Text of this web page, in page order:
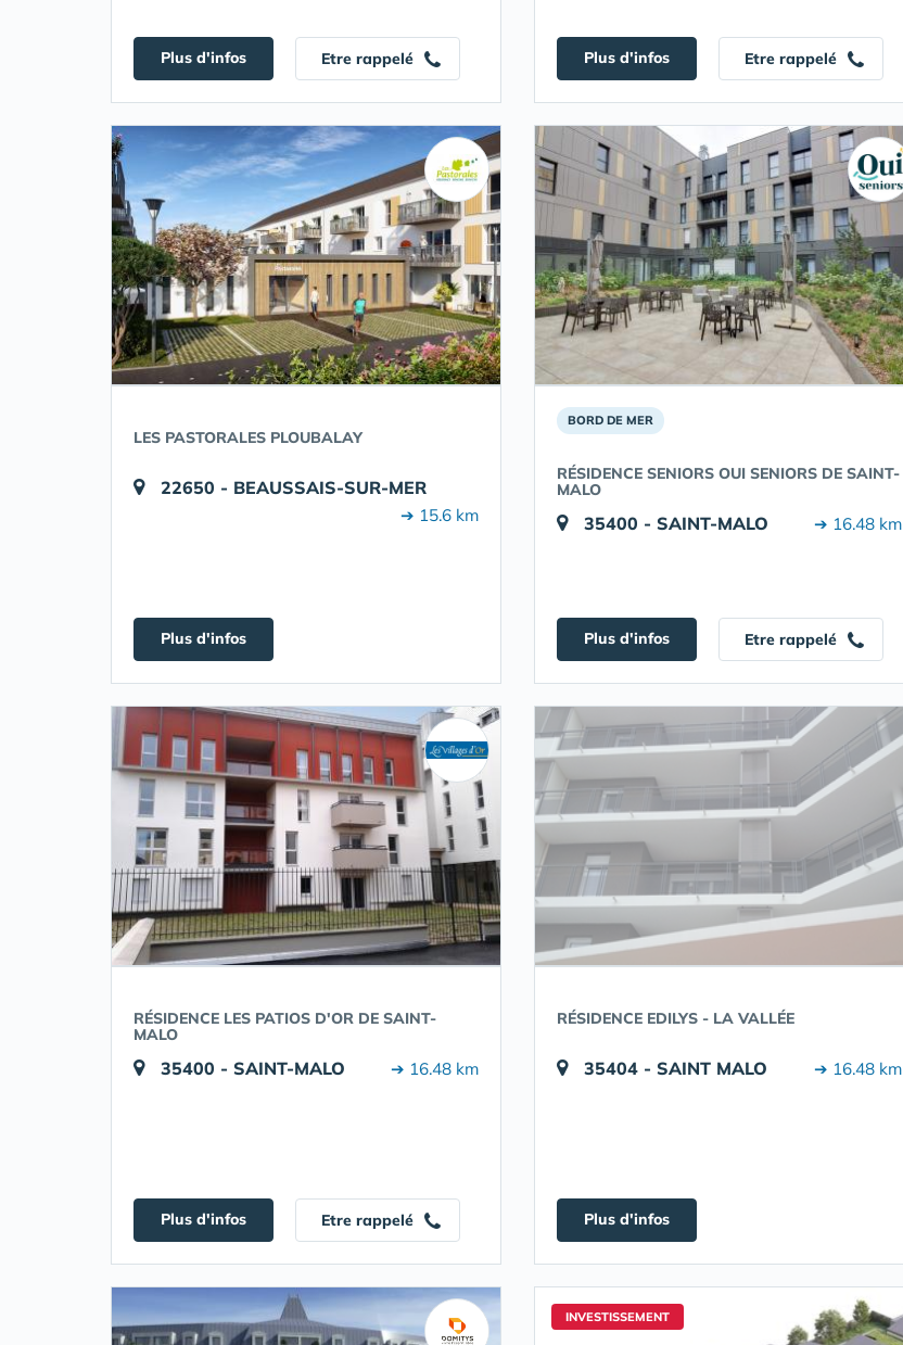
Plus d'infos Etre rappelé Plus d'infos Etre rappelé
LES PASTORALES PLOUBALAY
22650 - BEAUSSAIS-SUR-MER
➔ 15.6 km
Plus d'infos
BORD DE MER
RÉSIDENCE SENIORS OUI SENIORS DE SAINT-
MALO
35400 - SAINT-MALO ➔ 16.48 km
Plus d'infos Etre rappelé
RÉSIDENCE LES PATIOS D'OR DE SAINT-
MALO
35400 - SAINT-MALO ➔ 16.48 km
Plus d'infos Etre rappelé
RÉSIDENCE EDILYS - LA VALLÉE
35404 - SAINT MALO ➔ 16.48 km
Plus d'infos
INVESTISSEMENT